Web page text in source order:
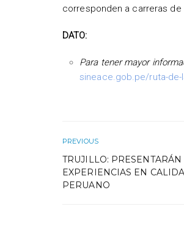
corresponden a carreras
DATO:
Para tener mayor
sineace.gob.pe/ruta-de-
PREVIOUS
TRUJILLO:
EXPERIENCIAS EN
PERUANO